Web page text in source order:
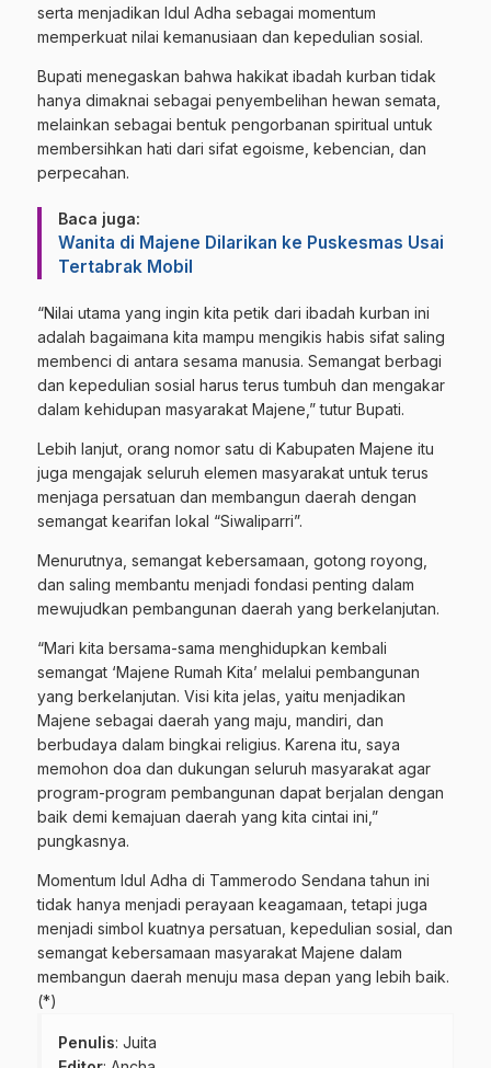
serta menjadikan Idul Adha sebagai momentum
memperkuat nilai kemanusiaan dan kepedulian sosial.
Bupati menegaskan bahwa hakikat ibadah kurban tidak
hanya dimaknai sebagai penyembelihan hewan semata,
melainkan sebagai bentuk pengorbanan spiritual untuk
membersihkan hati dari sifat egoisme, kebencian, dan
perpecahan.
Baca juga:
Wanita di Majene Dilarikan ke Puskesmas Usai
Tertabrak Mobil
“Nilai utama yang ingin kita petik dari ibadah kurban ini
adalah bagaimana kita mampu mengikis habis sifat saling
membenci di antara sesama manusia. Semangat berbagi
dan kepedulian sosial harus terus tumbuh dan mengakar
dalam kehidupan masyarakat Majene,” tutur Bupati.
Lebih lanjut, orang nomor satu di Kabupaten Majene itu
juga mengajak seluruh elemen masyarakat untuk terus
menjaga persatuan dan membangun daerah dengan
semangat kearifan lokal “Siwaliparri”.
Menurutnya, semangat kebersamaan, gotong royong,
dan saling membantu menjadi fondasi penting dalam
mewujudkan pembangunan daerah yang berkelanjutan.
“Mari kita bersama-sama menghidupkan kembali
semangat ‘Majene Rumah Kita’ melalui pembangunan
yang berkelanjutan. Visi kita jelas, yaitu menjadikan
Majene sebagai daerah yang maju, mandiri, dan
berbudaya dalam bingkai religius. Karena itu, saya
memohon doa dan dukungan seluruh masyarakat agar
program-program pembangunan dapat berjalan dengan
baik demi kemajuan daerah yang kita cintai ini,”
pungkasnya.
Momentum Idul Adha di Tammerodo Sendana tahun ini
tidak hanya menjadi perayaan keagamaan, tetapi juga
menjadi simbol kuatnya persatuan, kepedulian sosial, dan
semangat kebersamaan masyarakat Majene dalam
membangun daerah menuju masa depan yang lebih baik.
(*)
Penulis: Juita